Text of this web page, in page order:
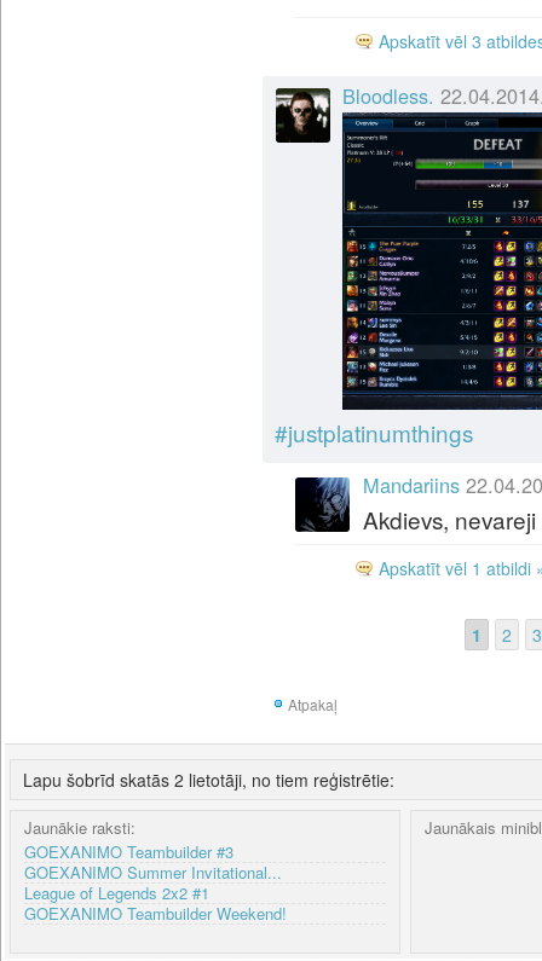
Apskatīt vēl 3
Bloodless.
#justplatinumthings
Mandariins
Akdievs,
Apskatīt vēl 1 atbildi
1 2 3
Atpakaļ
Lapu šobrīd skatās 2 lietotāji, no tiem reģistrētie:
Jaunākie raksti:
GOEXANIMO Teambuilder #3
GOEXANIMO Summer Invitational...
League of Legends 2x2 #1
GOEXANIMO Teambuilder Weekend!
Jaunākais